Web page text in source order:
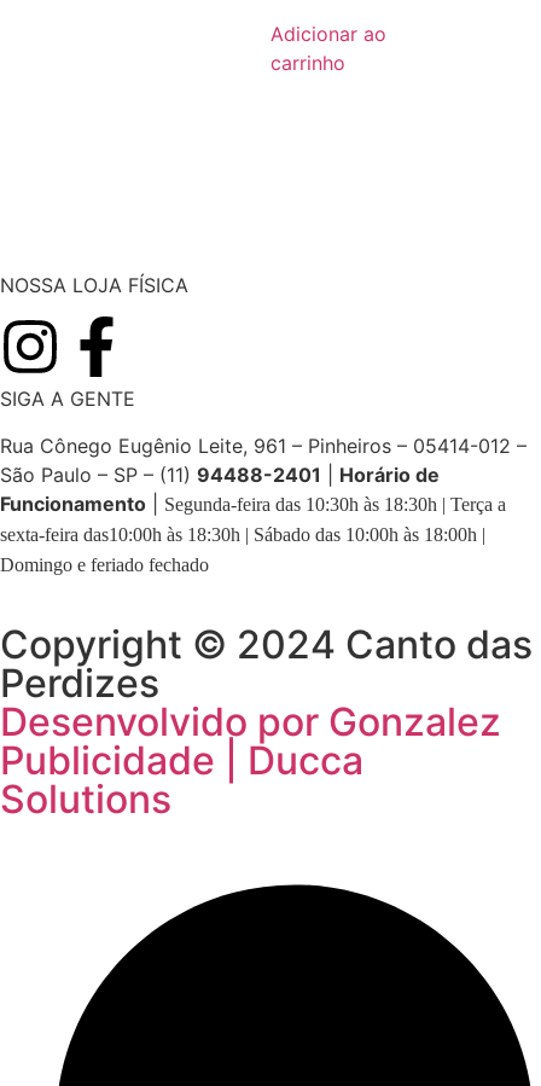
Adicionar ao
carrinho
NOSSA LOJA FÍSICA
SIGA A GENTE
Rua Cônego Eugênio Leite, 961 – Pinheiros – 05414-012 –
São Paulo – SP – (11) 94488-2401
Horário de
Funcionamento
Segunda-feira das 10:30h às 18:30h | Terça a
sexta-feira das10:00h às 18:30h | Sábado das 10:00h às 18:00h |
Domingo e feriado fechado
Copyright © 2024 Canto das
Perdizes
Desenvolvido por Gonzalez
Publicidade | Ducca
Solutions